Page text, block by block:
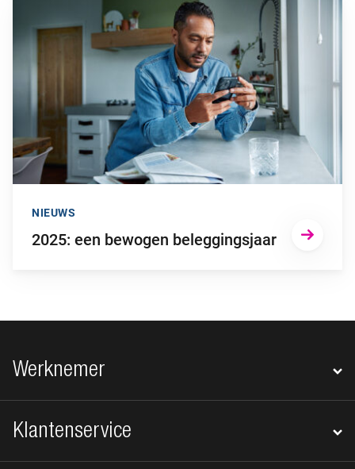
Ga naar “2025: een bewogen beleggingsjaar”
2025: een bewogen beleggingsjaar
NIEUWS
Footer navigatie
Werknemer
Klantenservice